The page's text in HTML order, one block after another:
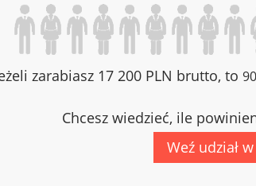
zarabiasz 17 200 PLN brutto, to
Chcesz wiedzieć, ile
Weź udział